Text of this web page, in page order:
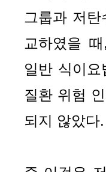
그룹과 저
교하였을
일반 식이
질환 위험
되지 않았다.